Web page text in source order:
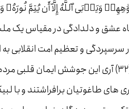
وَيَأۡبَى ٱللَّهُ إِلَّآ أَن يُتِمَّ نُورَهُۥ
عشق و دلدادگی در مقیاس یک
و تعظیم امت انقلابی
فَإِنَّهَا مِن تَقۡوَى ٱلۡقُلُوبِ حج (٣٢) آری این
های طاغوتیان برافراشتند و